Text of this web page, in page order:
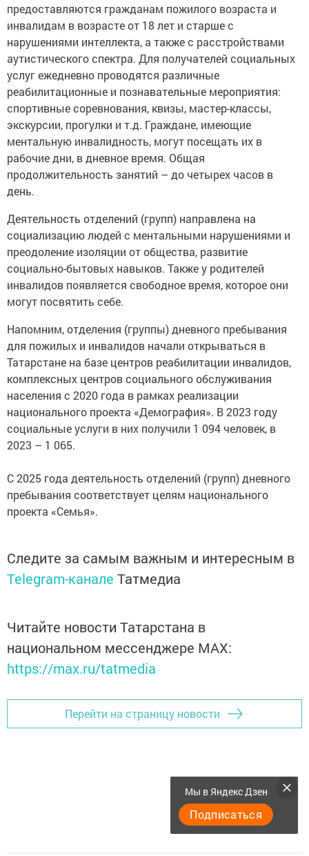
предоставляются гражданам пожилого возраста и
инвалидам в возрасте от 18 лет и старше с
нарушениями интеллекта, а также с расстройствами
аутистического спектра. Для получателей социальных
услуг ежедневно проводятся различные
реабилитационные и познавательные мероприятия:
спортивные соревнования, квизы, мастер-классы,
экскурсии, прогулки и т.д. Граждане, имеющие
ментальную инвалидность, могут посещать их в
рабочие дни, в дневное время. Общая
продолжительность занятий – до четырех часов в
день.
Деятельность отделений (групп) направлена на
социализацию людей с ментальными нарушениями и
преодоление изоляции от общества, развитие
социально-бытовых навыков. Также у родителей
инвалидов появляется свободное время, которое они
могут посвятить себе.
Напомним, отделения (группы) дневного пребывания
для пожилых и инвалидов начали открываться в
Татарстане на базе центров реабилитации инвалидов,
комплексных центров социального обслуживания
населения с 2020 года в рамках реализации
национального проекта «Демография». В 2023 году
социальные услуги в них получили 1 094 человек, в
2023 – 1 065.
С 2025 года деятельность отделений (групп) дневного
пребывания соответствует целям национального
проекта «Семья».
Следите за самым важным и интересным в
Telegram-канале Татмедиа
Читайте новости Татарстана в
национальном мессенджере MАХ:
https://max.ru/tatmedia
Перейти на страницу новости
Мы в Яндекс Дзен
Подписаться